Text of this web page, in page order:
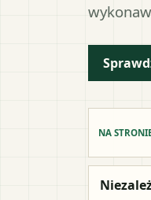
NA